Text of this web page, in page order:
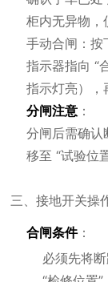
柜内无异物，
手动合闸：按
指示器指向 “
指示灯亮），
分闸注意 ：
分闸后需确认
移至 “试验位
三、接地开关操
合闸条件：
必须先将